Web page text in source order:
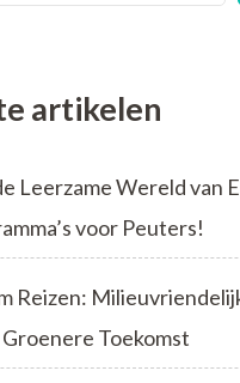
artikelen
Leerzame Wereld van
voor Peuters!
Reizen:
Toekomst